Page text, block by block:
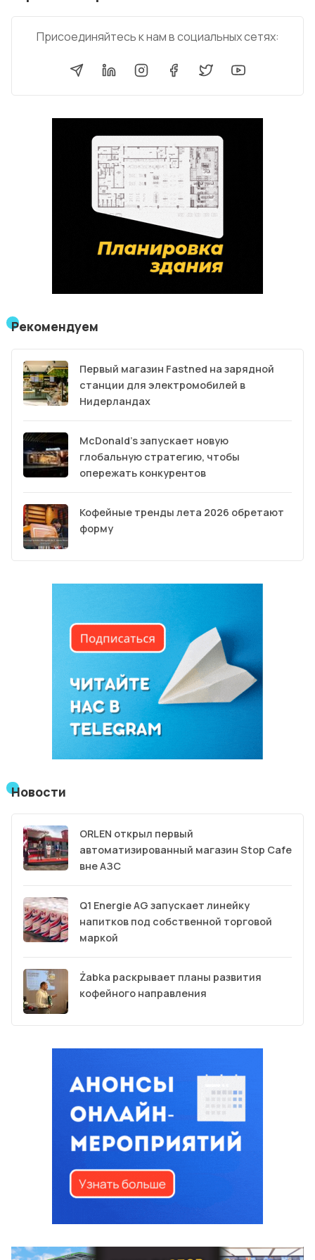
Присоединяйтесь к нам в социальных сетях:
Рекомендуем
Первый магазин Fastned на зарядной
станции для электромобилей в
Нидерландах
McDonald’s запускает новую
глобальную стратегию, чтобы
опережать конкурентов
Кофейные тренды лета 2026 обретают
форму
Новости
ORLEN открыл первый
автоматизированный магазин Stop Cafe
вне АЗС
Q1 Energie AG запускает линейку
напитков под собственной торговой
маркой
Żabka раскрывает планы развития
кофейного направления